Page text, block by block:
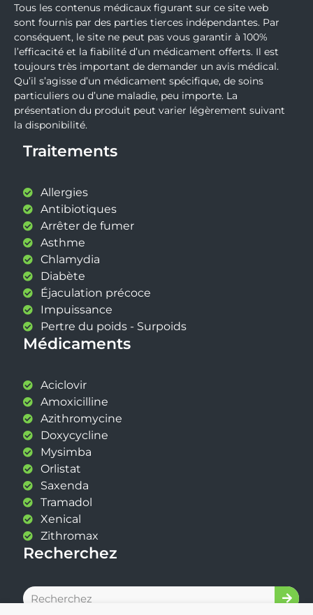
Tous les contenus médicaux figurant sur ce site web
sont fournis par des parties tierces indépendantes. Par
conséquent, le site ne peut pas vous garantir à 100%
l’efficacité et la fiabilité d’un médicament offerts. Il est
toujours très important de demander un avis médical.
Qu’il s’agisse d’un médicament spécifique, de soins
particuliers ou d’une maladie, peu importe. La
présentation du produit peut varier légèrement suivant
la disponibilité.
Traitements
Allergies
Antibiotiques
Arrêter de fumer
Asthme
Chlamydia
Diabète
Éjaculation précoce
Impuissance
Pertre du poids - Surpoids
Médicaments
Aciclovir
Amoxicilline
Azithromycine
Doxycycline
Mysimba
Orlistat
Saxenda
Tramadol
Xenical
Zithromax
Recherchez